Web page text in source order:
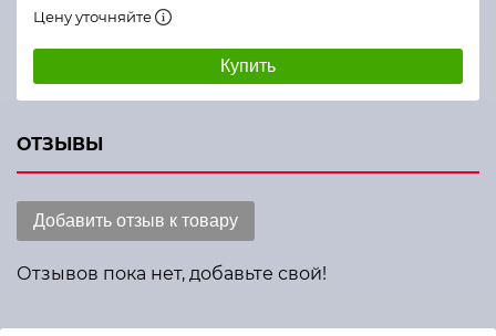
Цену уточняйте
Купить
ОТЗЫВЫ
Добавить отзыв к товару
Отзывов пока нет, добавьте свой!